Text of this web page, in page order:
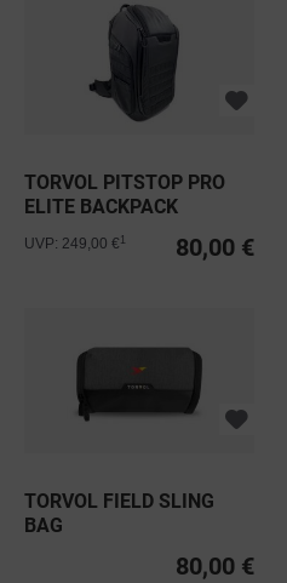
TORVOL PITSTOP PRO
ELITE BACKPACK
80,00 €
UVP: 249,00 €
TORVOL FIELD SLING
BAG
80,00 €